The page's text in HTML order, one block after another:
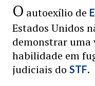
O autoexílio de
Estados Unidos
demonstrar uma
habilidade em
judiciais do STF.